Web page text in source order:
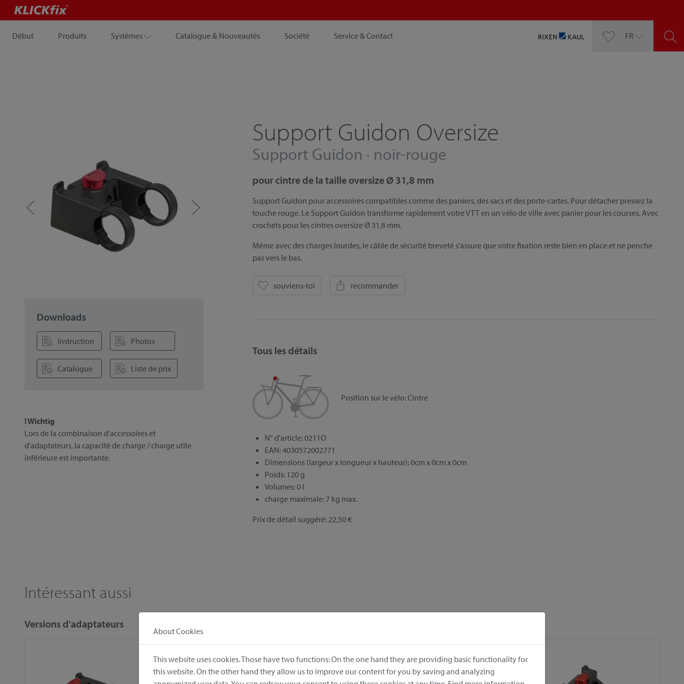
Début Produits Systèmes Catalogue & Nouveautés Société Service & Contact FR
Downloads
Instruction Photos
Catalogue Liste de prix
! Wichtig
Lors de la combinaison d'accessoires et
d'adaptateurs, la capacité de charge / charge utile
inférieure est importante.
Support Guidon Oversize
Support Guidon · noir-rouge
pour cintre de la taille oversize Ø 31,8 mm
Support Guidon pour accessoires compatibles comme des paniers, des sacs et des porte-cartes. Pour détacher pressez la
touche rouge. Le Support Guidon transforme rapidement votre VTT en un vélo de ville avec panier pour les courses. Avec
crochets pour les cintres oversize Ø 31,8 mm.
Même avec des charges lourdes, le câble de sécurité breveté s’assure que votre fixation reste bien en place et ne penche
pas vers le bas.
souviens-toi recommander
Tous les détails
Position sur le vélo:Cintre
N° d'article: 0211O
EAN: 4030572002771
Dimensions (largeur x longueur x hauteur): 0cm x 0cm x 0cm
Poids: 120 g
Volumes: 0 l
charge maximale: 7 kg max.
Prix de détail suggéré: 22,50 €
Intéressant aussi
Versions d'adaptateurs
About Cookies
This website uses cookies. Those have two functions: On the one hand they are providing basic functionality for
this website. On the other hand they allow us to improve our content for you by saving and analyzing